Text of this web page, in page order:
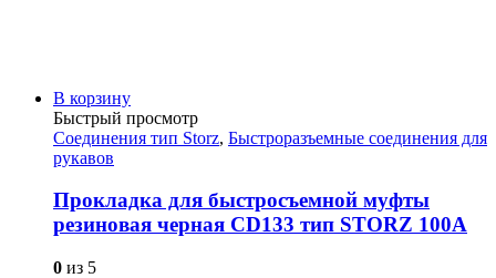
В корзину
Быстрый просмотр
Соединения тип Storz, Быстроразъемные соединения для
рукавов
Прокладка для быстросъемной муфты
резиновая черная СD133 тип STORZ 100A
0 из 5